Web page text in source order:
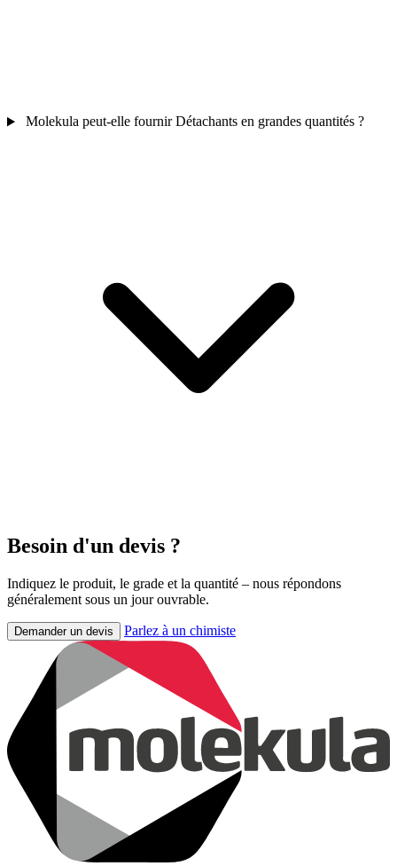
Molekula peut-elle fournir Détachants en grandes quantités ?
Besoin d'un devis ?
Indiquez le produit, le grade et la quantité – nous répondons
généralement sous un jour ouvrable.
Demander un devis Parlez à un chimiste